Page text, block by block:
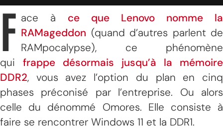
F ace à ce que Lenovo nomme la
RAMageddon (quand d’autres parlent de
RAMpocalypse), ce phénomène
qui frappe désormais jusqu’à la mémoire
DDR2, vous avez l’option du plan en cinq
phases préconisé par l’entreprise. Ou alors
celle du dénommé Omores. Elle consiste à
faire se rencontrer Windows 11 et la DDR1.